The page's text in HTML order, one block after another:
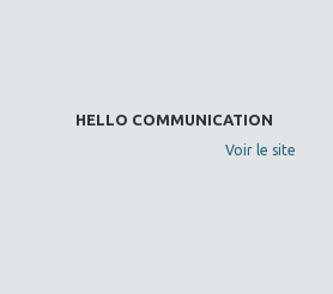
HELLO COMMUNICATION
Voir le site